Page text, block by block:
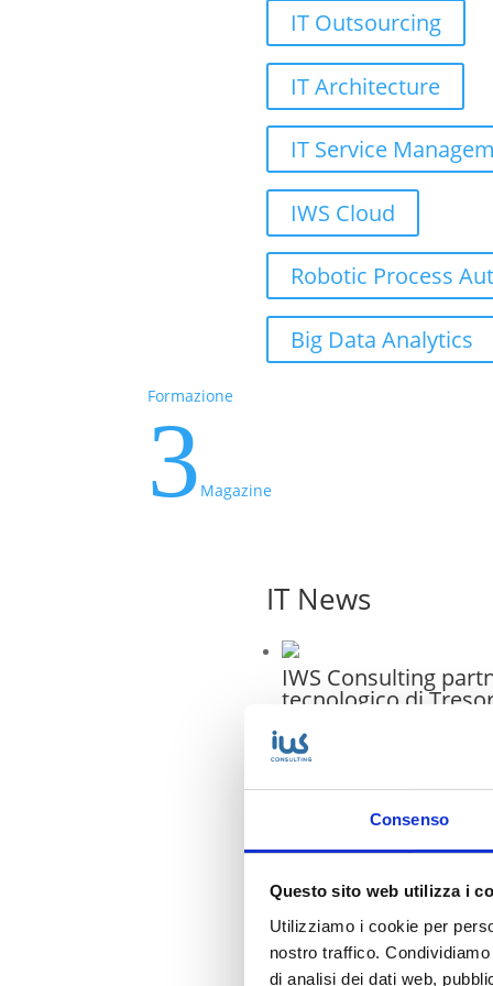
Consenso
Questo sito web utilizza i
Utilizziamo i cookie per
nostro traffico.
di analisi dei dati web,
IT Outsourcing
IT Architecture
IT Service
IWS Cloud
Robotic Process
Big Data Analytics
Formazione
3 Magazine
IT News
IWS Consulting
tecnologico di
la stagione 2026
SMB & Mid-Market
Business Practice in
sistemi dopo
Assessment